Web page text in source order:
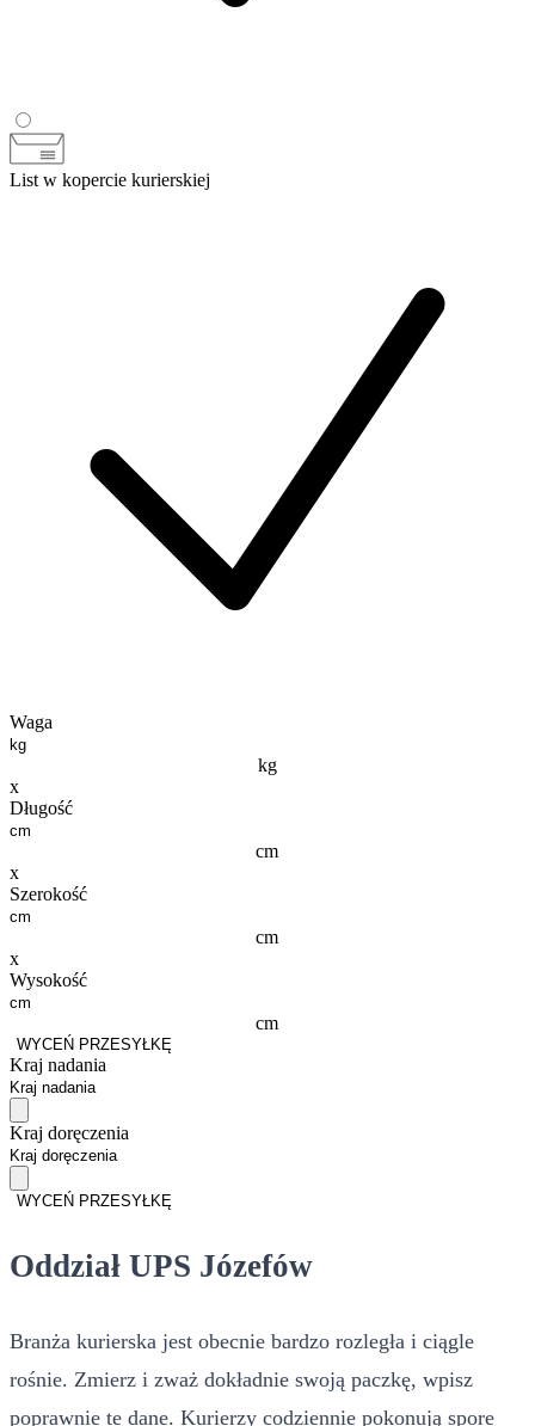
List w kopercie kurierskiej
Waga
kg
x
Długość
cm
x
Szerokość
cm
x
Wysokość
cm
WYCEŃ PRZESYŁKĘ
Kraj nadania
Kraj doręczenia
WYCEŃ PRZESYŁKĘ
Oddział UPS Józefów
Branża kurierska jest obecnie bardzo rozległa i ciągle
rośnie. Zmierz i zważ dokładnie swoją paczkę, wpisz
poprawnie te dane. Kurierzy codziennie pokonują spore